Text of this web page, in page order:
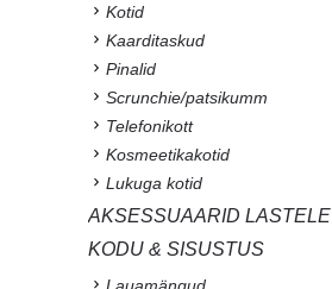
Kotid
Kaarditaskud
Pinalid
Scrunchie/patsikumm
Telefonikott
Kosmeetikakotid
Lukuga kotid
AKSESSUAARID LASTELE
KODU & SISUSTUS